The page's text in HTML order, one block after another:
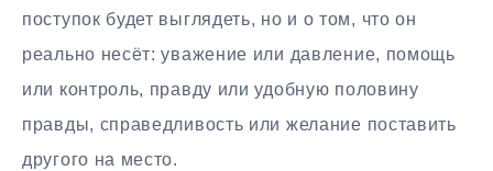
поступок будет выглядеть, но и о том, что он
реально несёт: уважение или давление, помощь
или контроль, правду или удобную половину
правды, справедливость или желание поставить
другого на место.